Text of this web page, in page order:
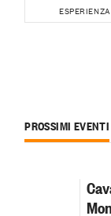
PROSSIMI EVENTI